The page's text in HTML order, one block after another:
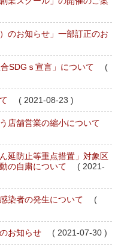
のお知らせ」一部訂正のお
SDGｓ宣言」について
(
( 2021-08-23 )
店舗営業の縮小について
延防止等重点措置」対象区
の自粛について
( 2021-
染者の発生について
(
お知らせ ( 2021-07-30 )